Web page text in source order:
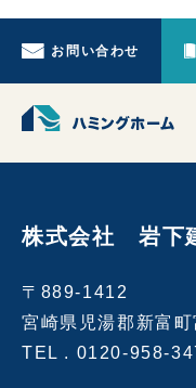
お問い合わせ
株式会社 岩下
〒889-1412
宮崎県児湯郡新富
TEL . 0120-958-